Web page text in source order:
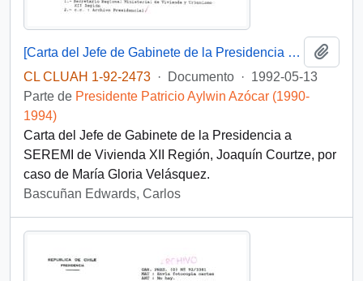
[Carta del Jefe de Gabinete de la Presidencia a SEREMI de Vivienda XII Región]
CL CLUAH 1-92-2473 · Documento · 1992-05-13
Parte de Presidente Patricio Aylwin Azócar (1990-
1994)
Carta del Jefe de Gabinete de la Presidencia a
SEREMI de Vivienda XII Región, Joaquín Courtze, por
caso de María Gloria Velásquez.
Bascuñan Edwards, Carlos